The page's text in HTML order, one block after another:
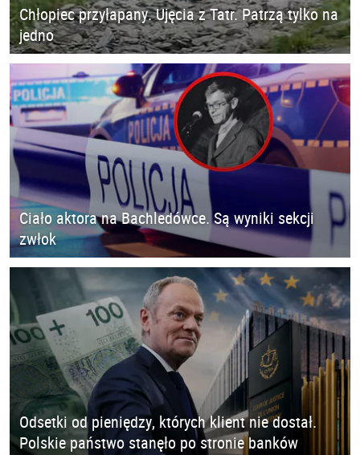
Chłopiec przyłapany. Ujęcia z Tatr. Patrzą tylko na
jedno
Ciało aktora na Bachledówce. Są wyniki sekcji
zwłok
Odsetki od pieniędzy, których klient nie dostał.
Polskie państwo stanęło po stronie banków